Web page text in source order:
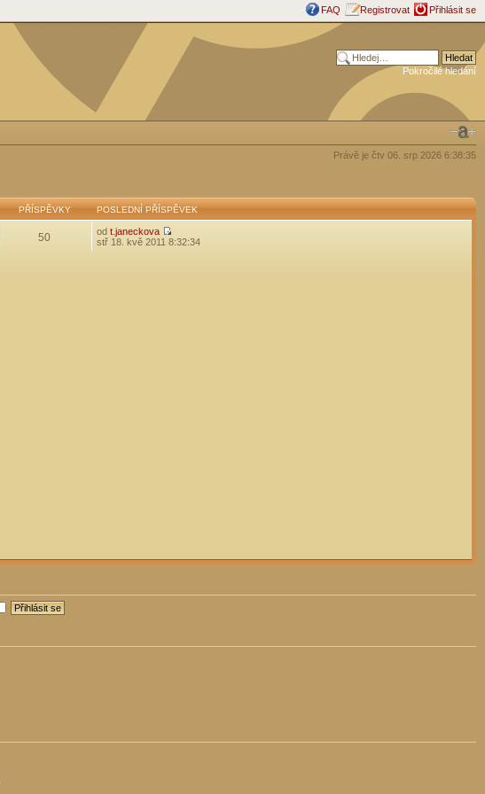
FAQ Registrovat Přihlásit se
Pokročilé hledání
Právě je čtv 06. srp 2026 6:38:35
PŘÍSPĚVKY POSLEDNÍ PŘÍSPĚVEK
50 od t.janeckova
stř 18. kvě 2011 8:32:34